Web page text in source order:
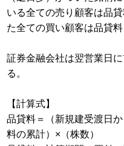
いる全ての売り顧客は品
た全ての買い顧客は品貸
証券金融会社は翌営業日
る。
【計算式】
品貸料＝（新規建受渡日
料の累計）×（株数）